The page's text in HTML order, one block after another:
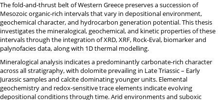
The fold-and-thrust belt of Western Greece preserves a succession of
Mesozoic organic-rich intervals that vary in depositional environment,
geochemical character, and hydrocarbon generation potential. This thesis
investigates the mineralogical, geochemical, and kinetic properties of these
intervals through the integration of XRD, XRF, Rock-Eval, biomarker and
palynofacies data, along with 1D thermal modelling.
Mineralogical analysis indicates a predominantly carbonate-rich character
across all stratigraphy, with dolomite prevailing in Late Triassic – Early
Jurassic samples and calcite dominating younger units. Elemental
geochemistry and redox-sensitive trace elements indicate evolving
depositional conditions through time. Arid environments and suboxic